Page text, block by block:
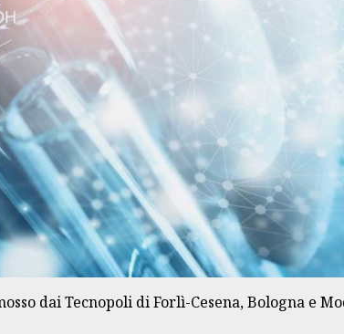
dai Tecnopoli di Forlì-Cesena, Bologna e